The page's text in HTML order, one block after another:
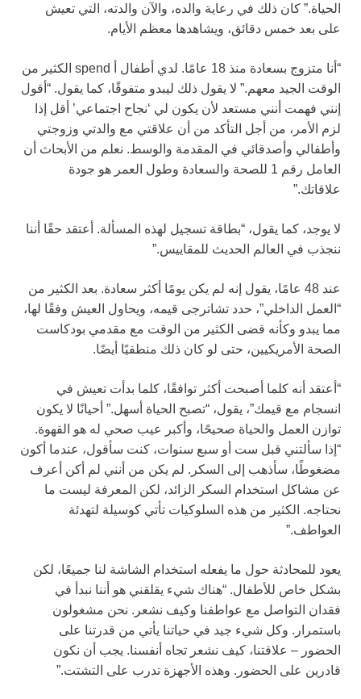
الحياة.” كان ذلك في رعاية والده، والآن والدته، التي تعيش
على بعد خمس دقائق، ويشاهدها معظم الأيام.
“أنا متزوج بسعادة منذ 18 عامًا. لدي أطفال أ spend الكثير من
الوقت الجيد معهم.” لا يقول ذلك ليبدو متفوقًا، كما يقول. “أقول
إنني فهمت أنني مستعد لأن يكون لي ‘نجاح اجتماعي’ أقل إذا
لزم الأمر، من أجل التأكد من أن علاقتي مع والدتي وزوجتي
وأطفالي وأصدقائي في المقدمة والوسط. نعلم من الأبحاث أن
العامل رقم 1 للصحة والسعادة وطول العمر هو جودة
علاقاتك.”
لا يوجد، كما يقول، “بطاقة تسجيل لهذه المسألة. أعتقد حقًا أننا
ننجذب في العالم الحديث للمقاييس.”
عند 48 عامًا، يقول إنه لم يكن يومًا أكثر سعادة. بعد الكثير من
“العمل الداخلي”، حدد تشاترجى قيمه، ويحاول العيش وفقًا لها،
مما يبدو وكأنه قضى الكثير من الوقت مع مقدمي بودكاست
الصحة الأمريكيين، حتى لو كان ذلك منطقيًا أيضًا.
“أعتقد أنه كلما أصبحت أكثر توافقًا، كلما بدأت تعيش في
انسجام مع قيمك”، يقول، “تصبح الحياة أسهل.” أحيانًا لا يكون
توازن العمل والحياة صحيحًا، وأكبر عيب صحي له هو القهوة.
“إذا سألتني قبل ست أو سبع سنوات، كنت سأقول، عندما أكون
مضغوطًا، سأذهب إلى السكر. لم يكن من أنني لم أكن أعرف
عن مشاكل استخدام السكر الزائد، لكن المعرفة ليست ما
نحتاجه. الكثير من هذه السلوكيات تأتي كوسيلة لتهدئة
العواطف.”
يعود للمحادثة حول ما يفعله استخدام الشاشة لنا جميعًا، لكن
بشكل خاص للأطفال. “هناك شيء يقلقني هو أننا نبدأ في
فقدان التواصل مع عواطفنا وكيف نشعر. نحن مشغولون
باستمرار. وكل شيء جيد في حياتنا يأتي من قدرتنا على
الحضور – علاقتنا، كيف نشعر تجاه أنفسنا. يجب أن نكون
قادرين على الحضور. وهذه الأجهزة تدرب على التشتت.”